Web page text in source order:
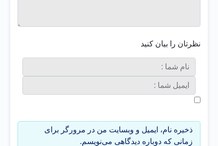
نظرتان را بیان کنید
ذخیره نام، ایمیل و وبسایت من در مرورگر برای
زمانی که دوباره دیدگاهی می‌نویسم.